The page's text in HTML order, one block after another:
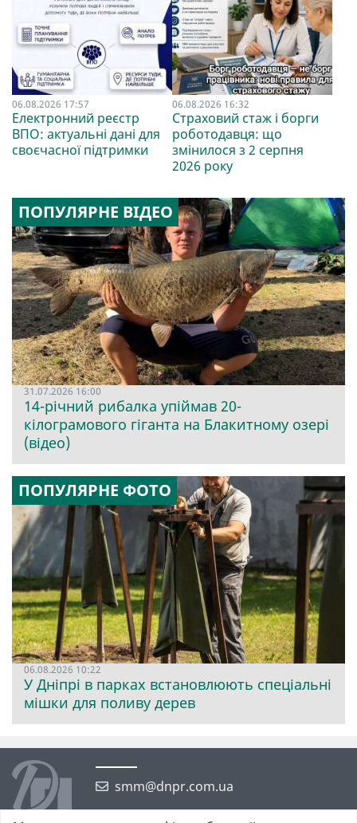
06.08.2026 17:57
Електронний реєстр
ВПО: актуальні дані для
своєчасної підтримки
06.08.2026 16:32
Страховий стаж і борги
роботодавця: що
змінилося з 2 серпня
2026 року
ПОПУЛЯРНЕ ВІДЕО
31.07.2026 16:00
14-річний рибалка упіймав 20-
кілограмового гіганта на Блакитному озері
(відео)
ПОПУЛЯРНЕ ФОТО
06.08.2026 10:22
У Дніпрі в парках встановлюють спеціальні
мішки для поливу дерев
smm@dnpr.com.ua